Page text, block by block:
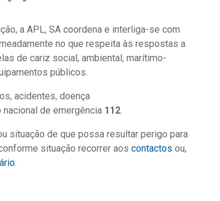
a APL, SA coordena e interliga-se com
no que respeita às respostas a
de cariz social, ambiental, marítimo-
públicos.
acidentes, doença
de emergência 112.
situação de que possa resultar perigo para
situação recorrer aos contactos ou,
.